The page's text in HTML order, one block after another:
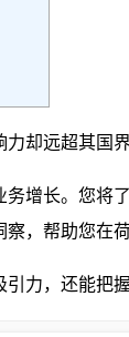
却远超其国
增长。您
，帮助您在
力，还能把